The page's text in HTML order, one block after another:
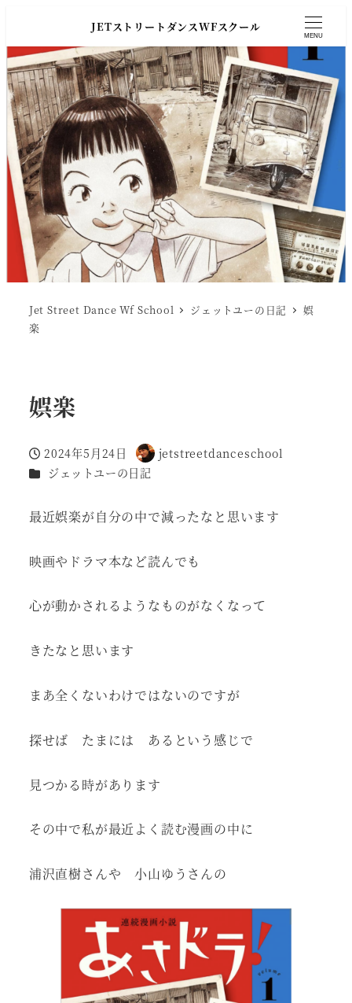
JETストリートダンスWFスクール
MENU
Jet Street Dance Wf School ジェットユーの日記
娯
楽
娯楽
投稿日
2024年5月24日
著
者
jetstreetdanceschool
カテゴリー
ジェットユーの日記
最近娯楽が自分の中で減ったなと思います
映画やドラマ本など読んでも
心が動かされるようなものがなくなって
きたなと思います
まあ全くないわけではないのですが
探せば たまには あるという感じで
見つかる時があります
その中で私が最近よく読む漫画の中に
浦沢直樹さんや 小山ゆうさんの